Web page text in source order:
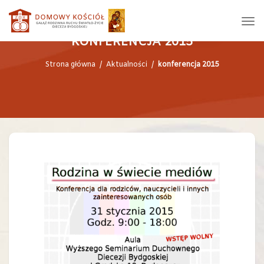
KONFERENCJA 2015
Strona główna / Aktualności / konferencja 2015